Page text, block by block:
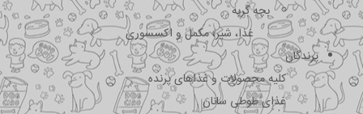
بچه گربه
غذا، شیر، مکمل و اکسسوری
پرندگان
کلیه محصولات و غذاهای پرنده
غذای طوطی سانان